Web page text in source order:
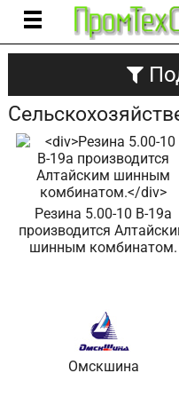
Резина 5.00-10 В-19а
производится
шинным комбинатом.
Омскшина